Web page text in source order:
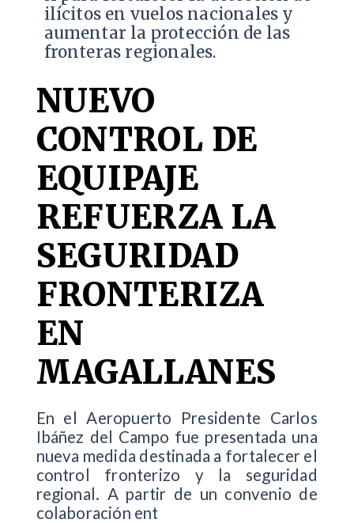
ilícitos en vuelos nacionales y
aumentar la protección de las
fronteras regionales.
NUEVO
CONTROL DE
EQUIPAJE
REFUERZA LA
SEGURIDAD
FRONTERIZA
EN
MAGALLANES
En el Aeropuerto Presidente Carlos
Ibáñez del Campo fue presentada una
nueva medida destinada a fortalecer el
control fronterizo y la seguridad
regional. A partir de un convenio de
colaboración ent